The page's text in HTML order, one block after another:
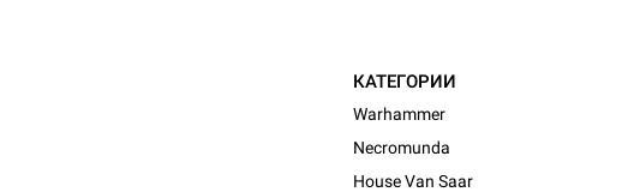
КАТЕГОРИИ
Warhammer
Necromunda
House Van Saar
Настольная игра Hobby World Монстры